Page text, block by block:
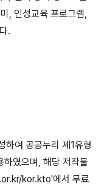
, 인성교육 프로그램,
.
하여 공공누리 제1유형
였으며, 해당 저작물
kor.kto'에서 무료